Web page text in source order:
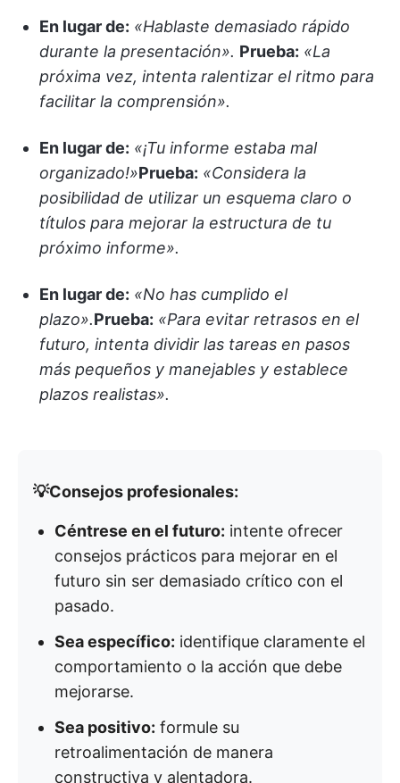
En lugar de: «Hablaste demasiado rápido
durante la presentación». Prueba: «La
próxima vez, intenta ralentizar el ritmo para
facilitar la comprensión».
En lugar de: «¡Tu informe estaba mal
organizado!»Prueba: «Considera la
posibilidad de utilizar un esquema claro o
títulos para mejorar la estructura de tu
próximo informe».
En lugar de: «No has cumplido el
plazo».Prueba: «Para evitar retrasos en el
futuro, intenta dividir las tareas en pasos
más pequeños y manejables y establece
plazos realistas».
💡Consejos profesionales:
Céntrese en el futuro: intente ofrecer
consejos prácticos para mejorar en el
futuro sin ser demasiado crítico con el
pasado.
Sea específico: identifique claramente el
comportamiento o la acción que debe
mejorarse.
Sea positivo: formule su
retroalimentación de manera
constructiva y alentadora.